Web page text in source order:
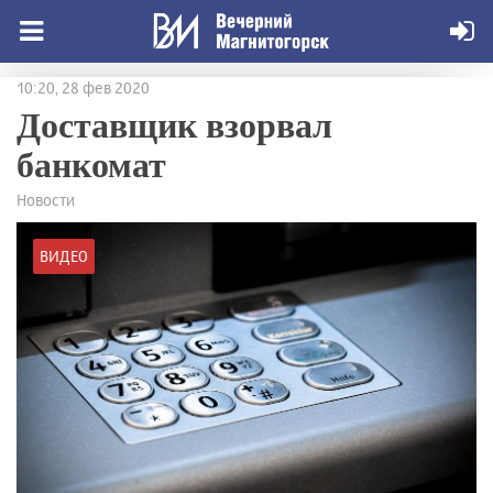
10:20, 28 фев 2020
Доставщик взорвал
банкомат
Новости
ВИДЕО